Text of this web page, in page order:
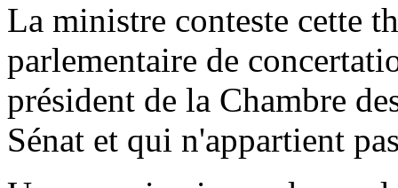
La ministre conteste cette
parlementaire de
président de la Chambre
Sénat et qui n'appartient